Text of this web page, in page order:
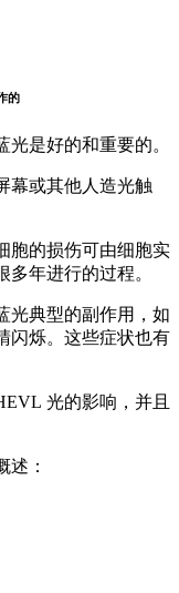
的
是好的和重要的。
幕或其他人造光触
胞的损伤可由细胞实
年进行的过程。
光典型的副作用，如
闪烁。这些症状也有
光的影响，并且
述：